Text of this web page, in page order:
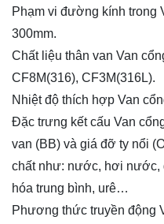
Phạm vi đường kính trong
300mm.
Chất liệu thân van Van
CF8M(316), CF3M(316L).
Nhiệt độ thích hợp Van
Đặc trưng kết cấu Van
van (BB) và giá đỡ ty nổi
chất như: nước, hơi nước,
hóa trung bình, urê…
Phương thức truyền động